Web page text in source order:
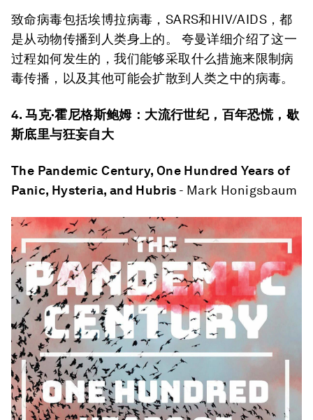
致命病毒包括埃博拉病毒，SARS和HIV/AIDS，都
是从动物传播到人类身上的。 夸曼详细介绍了这一
过程如何发生的，我们能够采取什么措施来限制病
毒传播，以及其他可能会扩散到人类之中的病毒。
4.马克·霍尼格斯鲍姆：大流行世纪，百年恐慌，歇
斯底里与狂妄自大
The Pandemic Century, One Hundred Years of
Panic, Hysteria, and Hubris - Mark Honigsbaum